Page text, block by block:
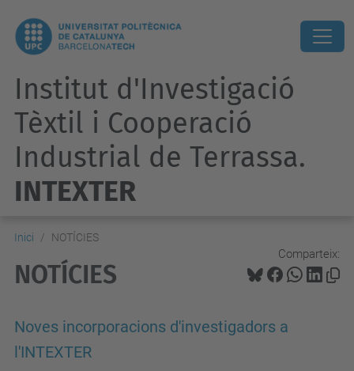
Institut d'Investigació
Tèxtil i Cooperació
Industrial de Terrassa.
INTEXTER
Inici NOTÍCIES
Comparteix:
NOTÍCIES
Noves incorporacions d'investigadors a
l'INTEXTER